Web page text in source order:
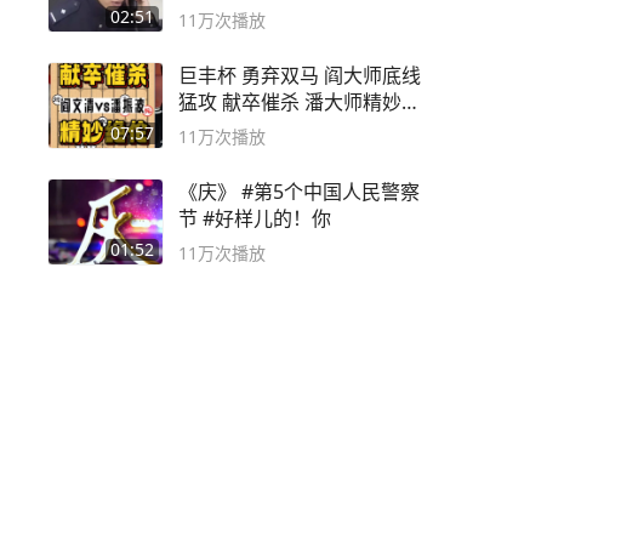
02:51 11万次播放
07:57
巨丰杯 勇弃双马 阎大师底线
猛攻 献卒催杀 潘大师精妙入
局
11万次播放
01:52
《庆》 #第5个中国人民警察
节 #好样儿的！你
11万次播放